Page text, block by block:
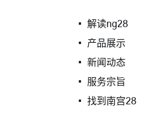
解读ng28
产品展示
新闻动态
服务宗旨
找到南宫28